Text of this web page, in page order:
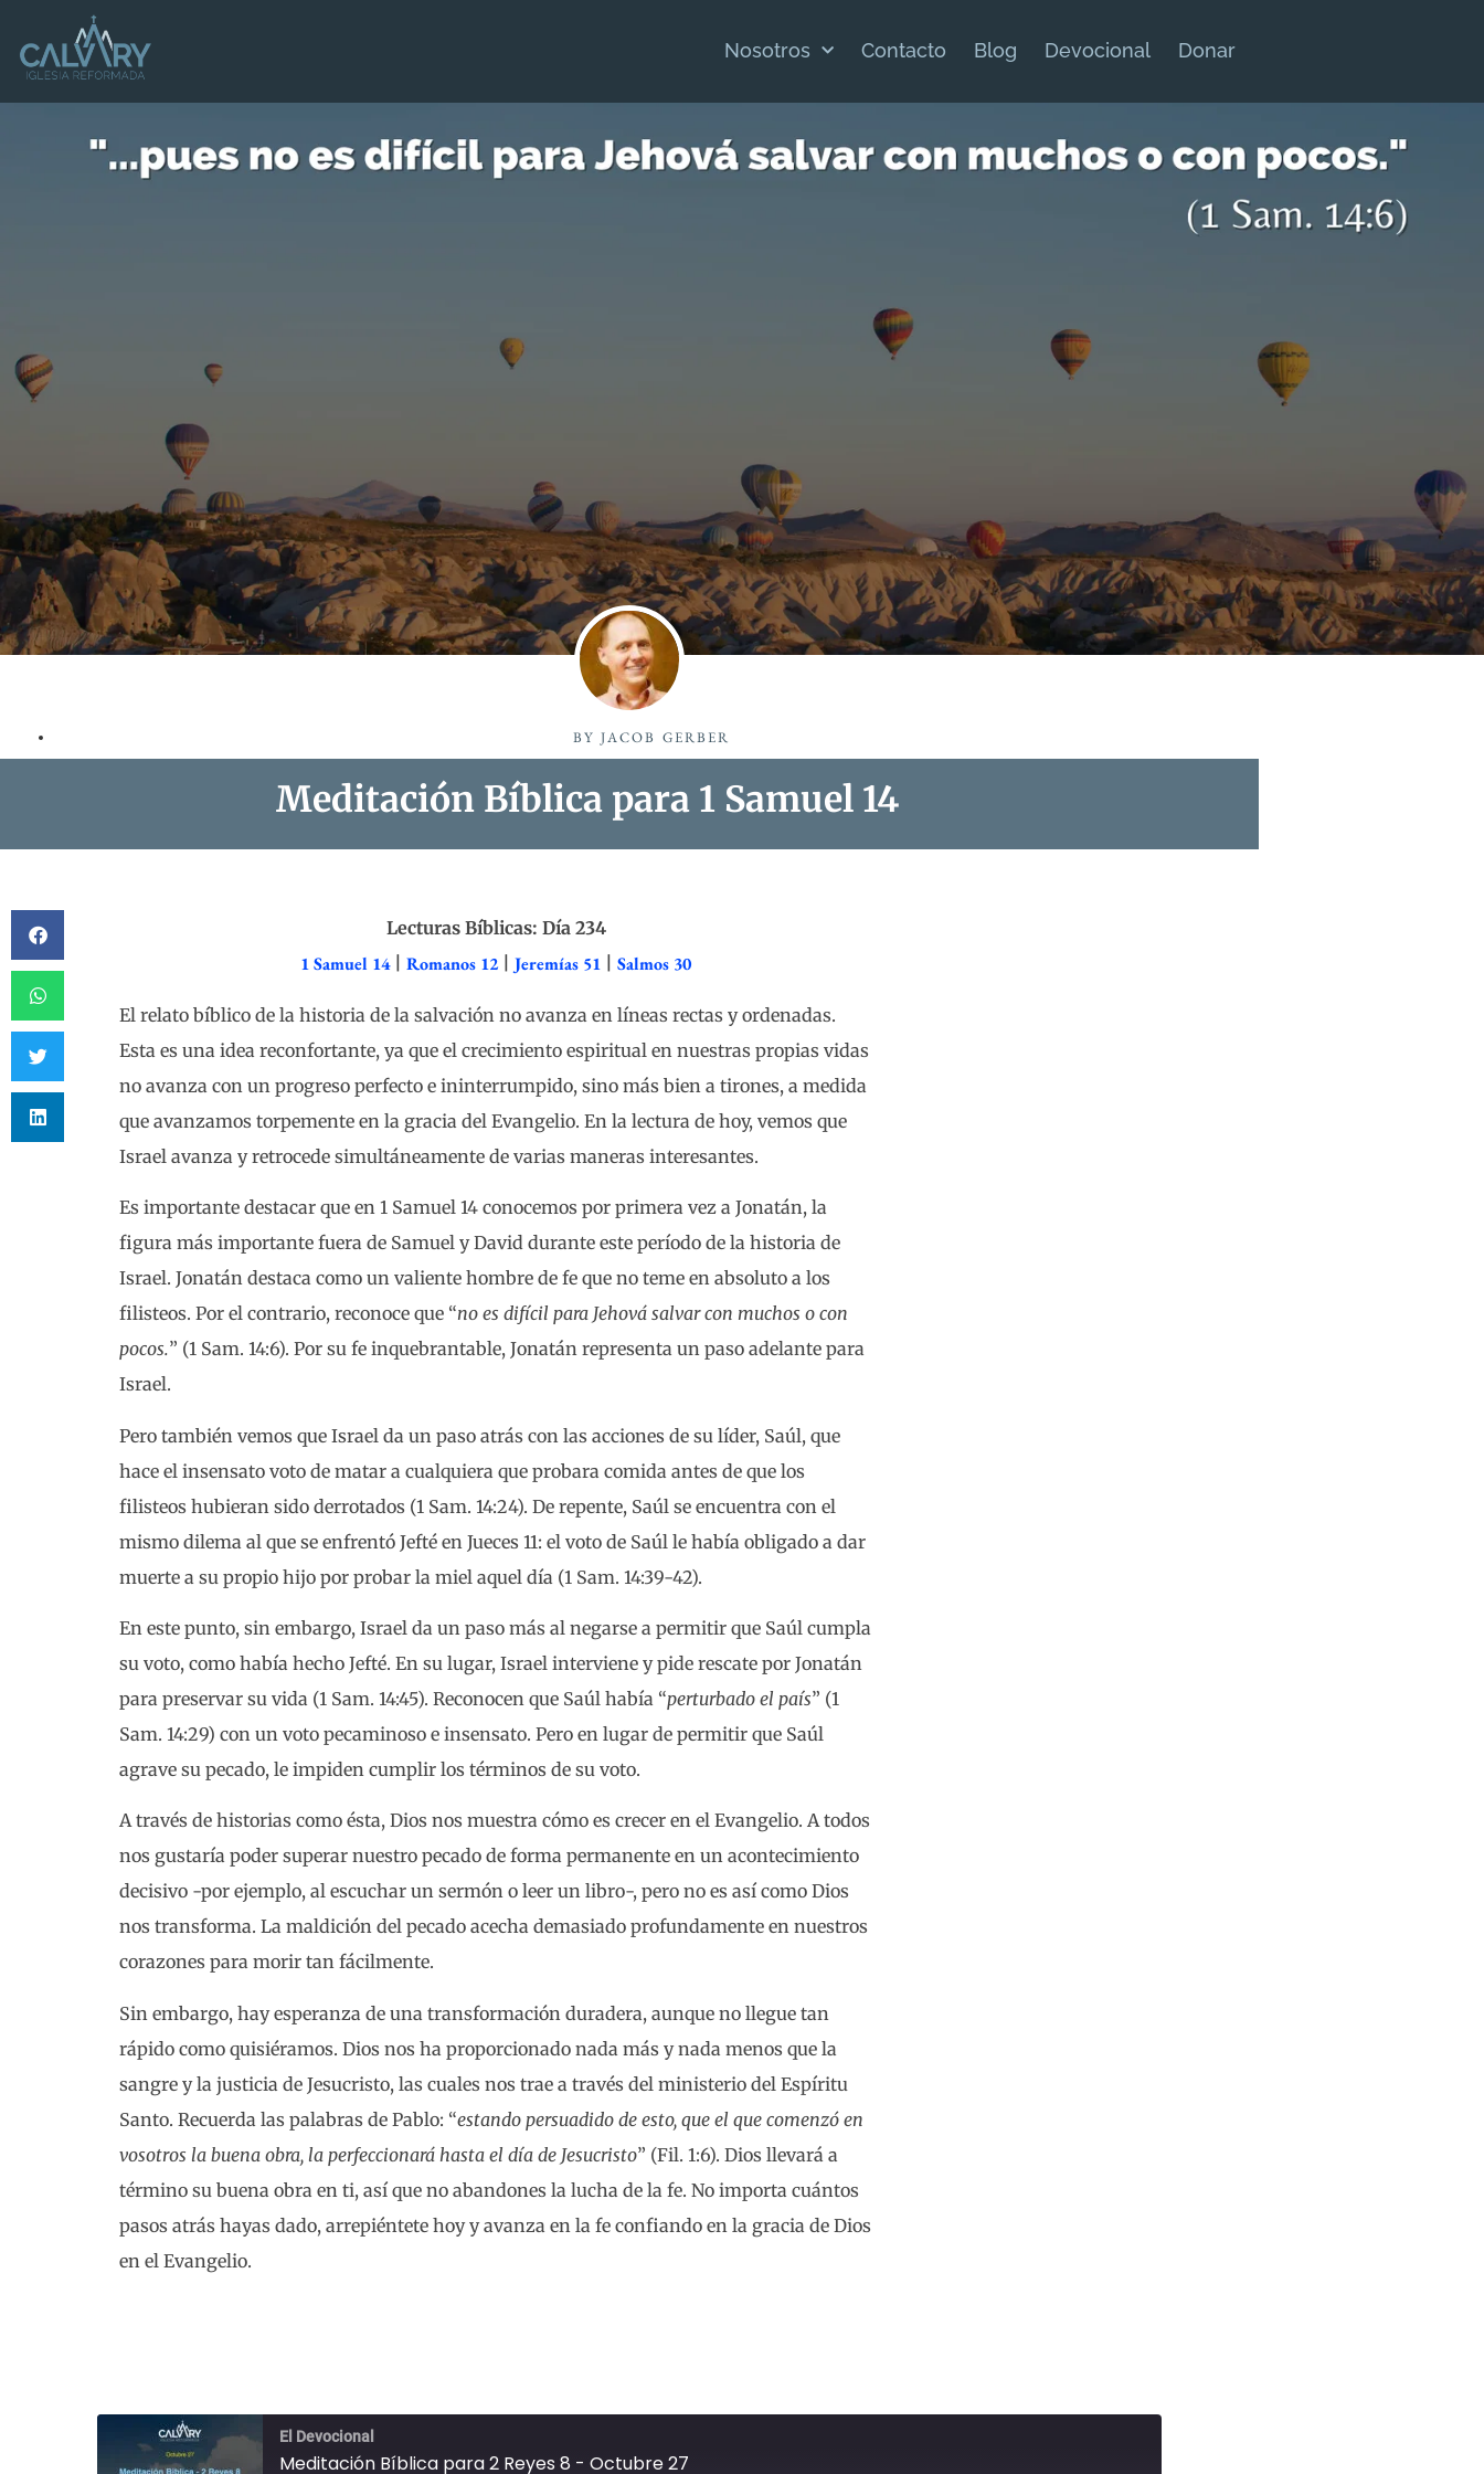
Nosotros Contacto Blog Devocional Donar
BY JACOB GERBER
Meditación Bíblica para 1 Samuel 14
Lecturas Bíblicas: Día 234
1 Samuel 14| Romanos 12| Jeremías 51 Salmos 30
El relato bíblico de la historia de la salvación no avanza en líneas rectas y ordenadas.
Esta es una idea reconfortante, ya que el crecimiento espiritual en nuestras propias vidas
no avanza con un progreso perfecto e ininterrumpido, sino más bien a tirones, a medida
que avanzamos torpemente en la gracia del Evangelio. En la lectura de hoy, vemos que
Israel avanza y retrocede simultáneamente de varias maneras interesantes.
Es importante destacar que en 1 Samuel 14 conocemos por primera vez a Jonatán, la
figura más importante fuera de Samuel y David durante este período de la historia de
Israel. Jonatán destaca como un valiente hombre de fe que no teme en absoluto a los
filisteos. Por el contrario, reconoce que “no es difícil para Jehová salvar con muchos o con
pocos.” (1 Sam. 14:6). Por su fe inquebrantable, Jonatán representa un paso adelante para
Israel.
Pero también vemos que Israel da un paso atrás con las acciones de su líder, Saúl, que
hace el insensato voto de matar a cualquiera que probara comida antes de que los
filisteos hubieran sido derrotados (1 Sam. 14:24). De repente, Saúl se encuentra con el
mismo dilema al que se enfrentó Jefté en Jueces 11: el voto de Saúl le había obligado a dar
muerte a su propio hijo por probar la miel aquel día (1 Sam. 14:39-42).
En este punto, sin embargo, Israel da un paso más al negarse a permitir que Saúl cumpla
su voto, como había hecho Jefté. En su lugar, Israel interviene y pide rescate por Jonatán
para preservar su vida (1 Sam. 14:45). Reconocen que Saúl había “perturbado el país” (1
Sam. 14:29) con un voto pecaminoso e insensato. Pero en lugar de permitir que Saúl
agrave su pecado, le impiden cumplir los términos de su voto.
A través de historias como ésta, Dios nos muestra cómo es crecer en el Evangelio. A todos
nos gustaría poder superar nuestro pecado de forma permanente en un acontecimiento
decisivo -por ejemplo, al escuchar un sermón o leer un libro-, pero no es así como Dios
nos transforma. La maldición del pecado acecha demasiado profundamente en nuestros
corazones para morir tan fácilmente.
Sin embargo, hay esperanza de una transformación duradera, aunque no llegue tan
rápido como quisiéramos. Dios nos ha proporcionado nada más y nada menos que la
sangre y la justicia de Jesucristo, las cuales nos trae a través del ministerio del Espíritu
Santo. Recuerda las palabras de Pablo: “estando persuadido de esto, que el que comenzó en
vosotros la buena obra, la perfeccionará hasta el día de Jesucristo” (Fil. 1:6). Dios llevará a
término su buena obra en ti, así que no abandones la lucha de la fe. No importa cuántos
pasos atrás hayas dado, arrepiéntete hoy y avanza en la fe confiando en la gracia de Dios
en el Evangelio.
El Devocional
Meditación Bíblica para 2 Reyes 8 - Octubre 27